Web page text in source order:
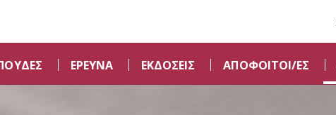
ΕΡΕΥΝΑ ΕΚΔΟΣΕΙΣ ΑΠΟΦΟΙΤΟΙ/ΕΣ